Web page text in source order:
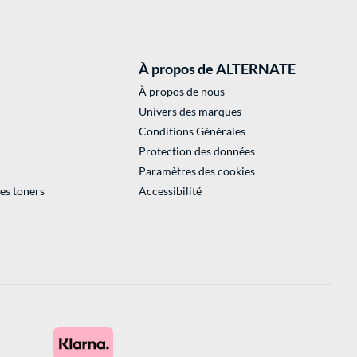
toners
À propos de ALTERNATE
À propos de nous
Univers des marques
Conditions Générales
Protection des données
Paramètres des cookies
Accessibilité